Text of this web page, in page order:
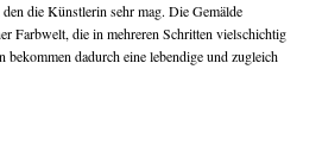
die Künstlerin sehr mag. Die Gemälde
Farbwelt, die in mehreren Schritten vielschichtig
bekommen dadurch eine lebendige und zugleich